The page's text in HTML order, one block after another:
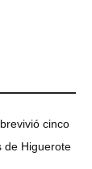
cinco
de Higuerote